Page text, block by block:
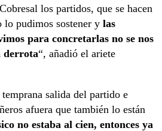
los partidos, que se hacen
pudimos sostener y las
para concretarlas no se nos
derrota“, añadió el ariete
salida del partido e
afuera que también lo están
no estaba al cien, entonces ya